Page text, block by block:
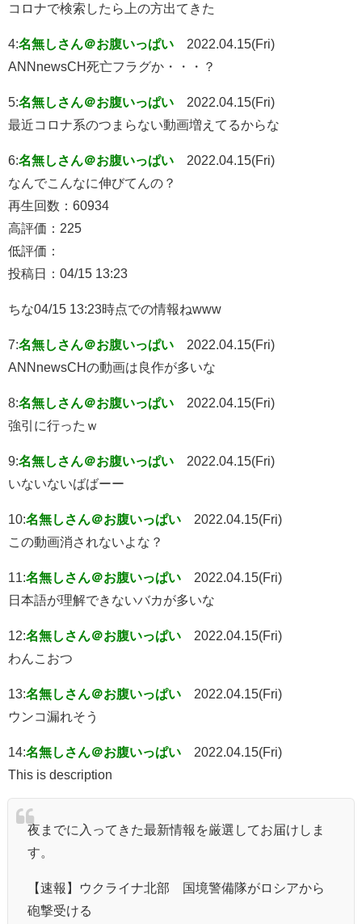
コロナで検索したら上の方出てきた
4:名無しさん＠お腹いっぱい
2022.04.15(Fri)
ANNnewsCH死亡フラグか・・・？
5:名無しさん＠お腹いっぱい
2022.04.15(Fri)
最近コロナ系のつまらない動画増えてるからな
6:名無しさん＠お腹いっぱい
2022.04.15(Fri)
なんでこんなに伸びてんの？
再生回数：60934
高評価：225
低評価：
投稿日：04/15 13:23
ちな04/15 13:23時点での情報ねwww
7:名無しさん＠お腹いっぱい
2022.04.15(Fri)
ANNnewsCHの動画は良作が多いな
8:名無しさん＠お腹いっぱい
2022.04.15(Fri)
強引に行ったｗ
9:名無しさん＠お腹いっぱい
2022.04.15(Fri)
いないないばばーー
10:名無しさん＠お腹いっぱい
2022.04.15(Fri)
この動画消されないよな？
11:名無しさん＠お腹いっぱい
2022.04.15(Fri)
日本語が理解できないバカが多いな
12:名無しさん＠お腹いっぱい
2022.04.15(Fri)
わんこおつ
13:名無しさん＠お腹いっぱい
2022.04.15(Fri)
ウンコ漏れそう
14:名無しさん＠お腹いっぱい
2022.04.15(Fri)
This is description
夜までに入ってきた最新情報を厳選してお届けしま
す。
【速報】ウクライナ北部 国境警備隊がロシアから
砲撃受ける